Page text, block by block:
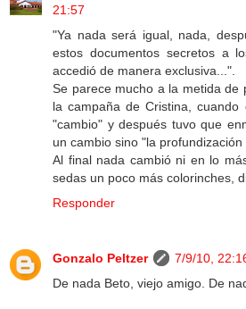
21:57
"Ya nada será igual, nada,
estos documentos secretos a
accedió de manera exclusiva...".
Se parece mucho a la metida de
la campaña de Cristina,
"cambio" y después tuvo que
un cambio sino "la profundización
Al final nada cambió ni en lo
sedas un poco más colorinches,
Responder
Gonzalo Peltzer
7/9/10,
De nada Beto, viejo amigo. De